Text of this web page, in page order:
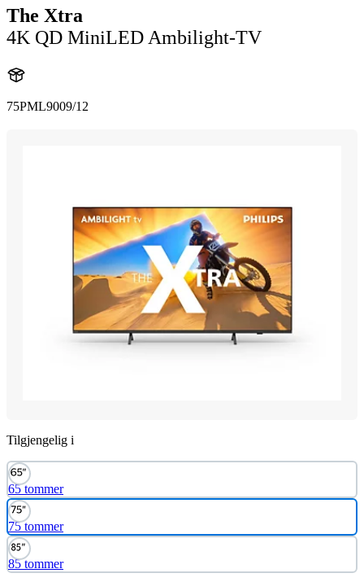
The Xtra
4K QD MiniLED Ambilight-TV
75PML9009/12
Tilgjengelig i
65 tommer
75 tommer
85 tommer